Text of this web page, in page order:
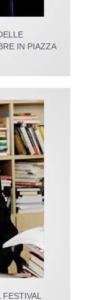
IN PIAZZA